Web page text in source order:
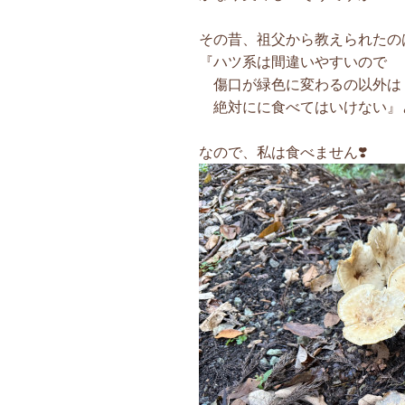
その昔、祖父から教えられたの
『ハツ系は間違いやすいので
傷口が緑色に変わるの以外は
絶対にに食べてはいけない
なので、私は食べません❣️